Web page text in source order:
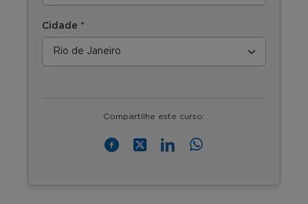
Cidade *
Compartilhe este curso: